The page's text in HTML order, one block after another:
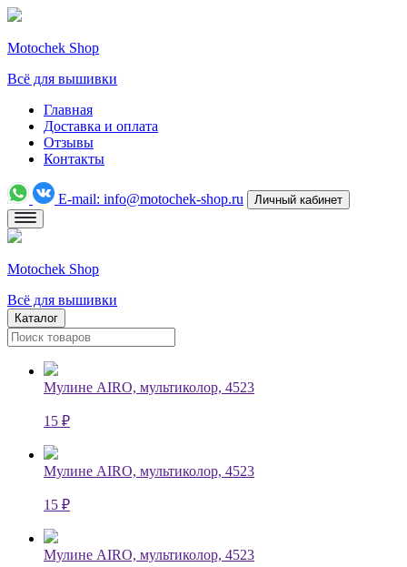
Motochek Shop
Всё для вышивки
Главная
Доставка и оплата
Отзывы
Контакты
E-mail: info@motochek-shop.ru Личный кабинет
Motochek Shop
Всё для вышивки
Каталог
Мулине AIRO, мультиколор, 4523
15 ₽
Мулине AIRO, мультиколор, 4523
15 ₽
Мулине AIRO, мультиколор, 4523